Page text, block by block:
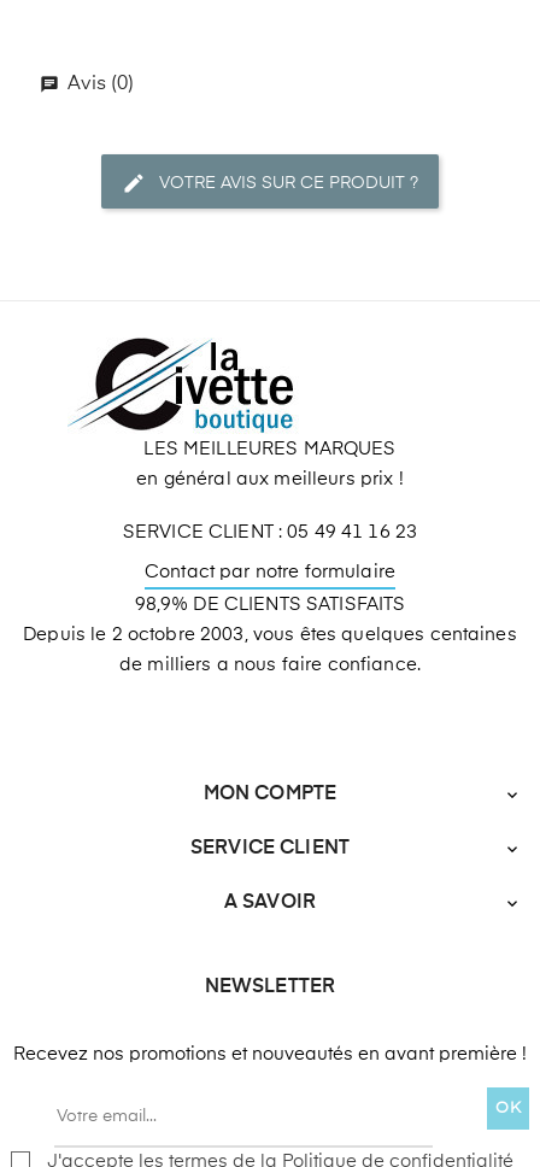
Avis (0)
VOTRE AVIS SUR CE PRODUIT ?
LES MEILLEURES MARQUES
en général aux meilleurs prix !
SERVICE CLIENT : 05 49 41 16 23
Contact par notre formulaire
98,9% DE CLIENTS SATISFAITS
Depuis le 2 octobre 2003, vous êtes quelques centaines
de milliers a nous faire confiance.
MON COMPTE 
SERVICE CLIENT 
A SAVOIR 
NEWSLETTER
Recevez nos promotions et nouveautés en avant première !
OK
J'accepte les termes de la Politique de confidentialité